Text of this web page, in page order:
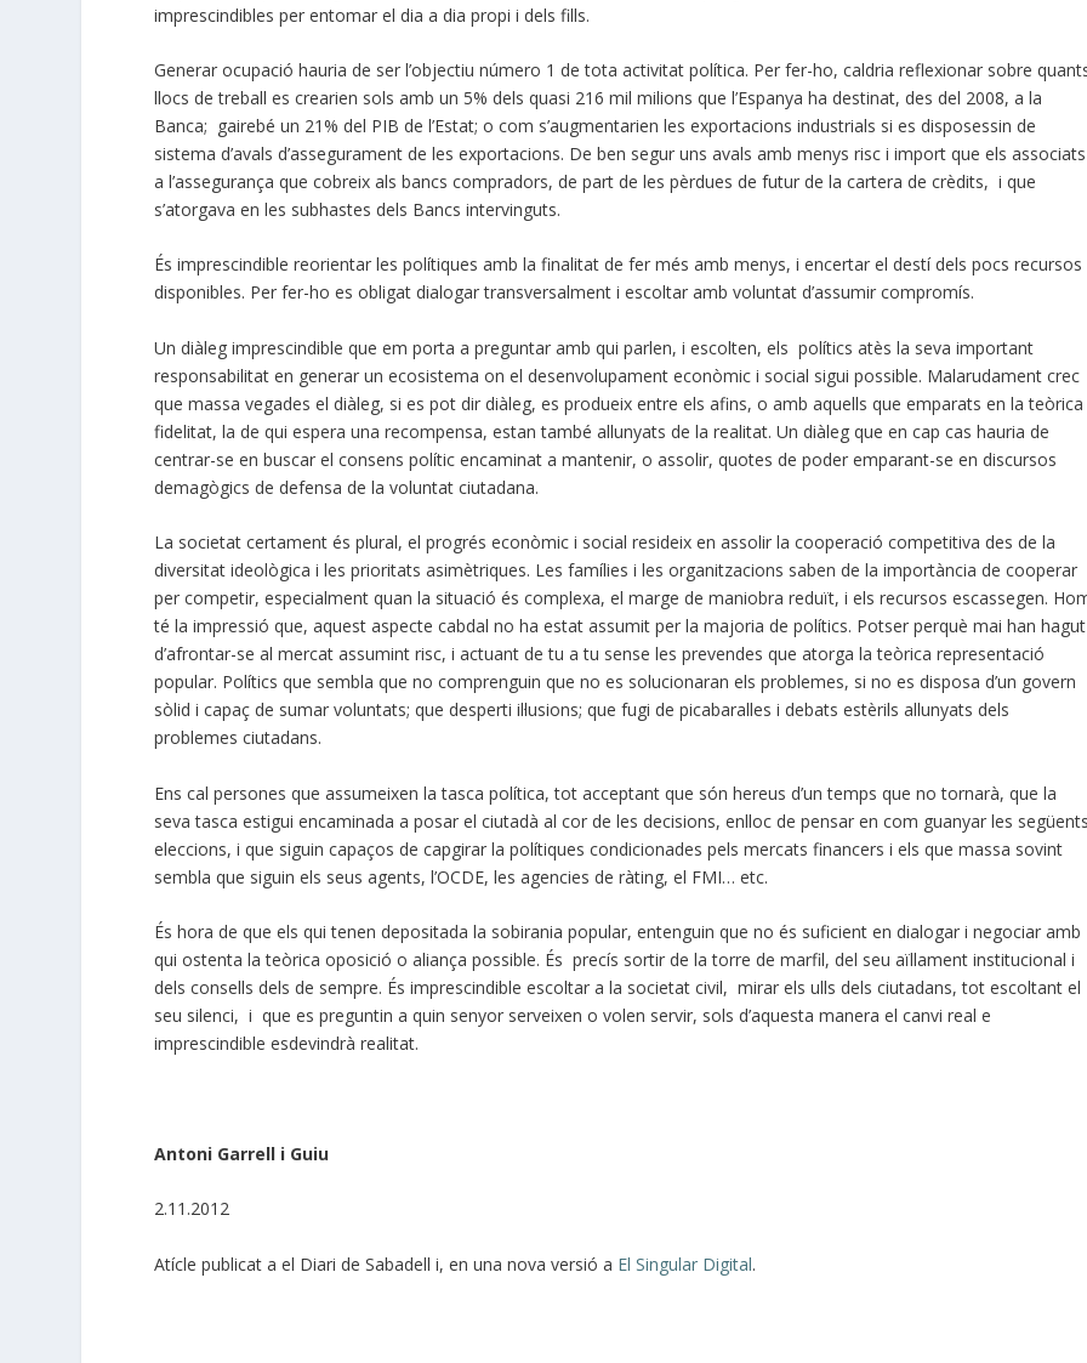
imprescindibles per entomar el dia a dia propi i dels fills.
Generar ocupació hauria de ser l’objectiu número 1 de tota activitat política. Per fer-ho, caldria reflexionar sobre
llocs de treball es crearien sols amb un 5% dels quasi 216 mil milions que l’Espanya ha destinat, des del 2008, a la
Banca; gairebé un 21% del PIB de l’Estat; o com s’augmentarien les exportacions industrials si es disposessin de
sistema d’avals d’assegurament de les exportacions. De ben segur uns avals amb menys risc i import que els associats
a l’assegurança que cobreix als bancs compradors, de part de les pèrdues de futur de la cartera de crèdits, i que
s’atorgava en les subhastes dels Bancs intervinguts.
És imprescindible reorientar les polítiques amb la finalitat de fer més amb menys, i encertar el destí dels pocs recursos
disponibles. Per fer-ho es obligat dialogar transversalment i escoltar amb voluntat d’assumir compromís.
Un diàleg imprescindible que em porta a preguntar amb qui parlen, i escolten, els polítics atès la seva important
responsabilitat en generar un ecosistema on el desenvolupament econòmic i social sigui possible. Malarudament crec
que massa vegades el diàleg, si es pot dir diàleg, es produeix entre els afins, o amb aquells que emparats en la teòrica
fidelitat, la de qui espera una recompensa, estan també allunyats de la realitat. Un diàleg que en cap cas hauria de
centrar-se en buscar el consens polític encaminat a mantenir, o assolir, quotes de poder emparant-se en discursos
demagògics de defensa de la voluntat ciutadana.
La societat certament és plural, el progrés econòmic i social resideix en assolir la cooperació competitiva des de la
diversitat ideològica i les prioritats asimètriques. Les famílies i les organitzacions saben de la importància de cooperar
per competir, especialment quan la situació és complexa, el marge de maniobra reduït, i els recursos escassegen.
té la impressió que, aquest aspecte cabdal no ha estat assumit per la majoria de polítics. Potser perquè mai han hagut
d’afrontar-se al mercat assumint risc, i actuant de tu a tu sense les prevendes que atorga la teòrica representació
popular. Polítics que sembla que no comprenguin que no es solucionaran els problemes, si no es disposa d’un govern
sòlid i capaç de sumar voluntats; que desperti il·lusions; que fugi de picabaralles i debats estèrils allunyats dels
problemes ciutadans.
Ens cal persones que assumeixen la tasca política, tot acceptant que són hereus d’un temps que no tornarà, que la
seva tasca estigui encaminada a posar el ciutadà al cor de les decisions, enlloc de pensar en com guanyar les
eleccions, i que siguin capaços de capgirar la polítiques condicionades pels mercats financers i els que massa sovint
sembla que siguin els seus agents, l’OCDE, les agencies de ràting, el FMI… etc.
És hora de que els qui tenen depositada la sobirania popular, entenguin que no és suficient en dialogar i negociar amb
qui ostenta la teòrica oposició o aliança possible. És precís sortir de la torre de marfil, del seu aïllament institucional i
dels consells dels de sempre. És imprescindible escoltar a la societat civil, mirar els ulls dels ciutadans, tot escoltant el
seu silenci, i que es preguntin a quin senyor serveixen o volen servir, sols d’aquesta manera el canvi real e
imprescindible esdevindrà realitat.
Antoni Garrell i Guiu
2.11.2012
Atícle publicat a el Diari de Sabadell i, en una nova versió a El Singular Digital.